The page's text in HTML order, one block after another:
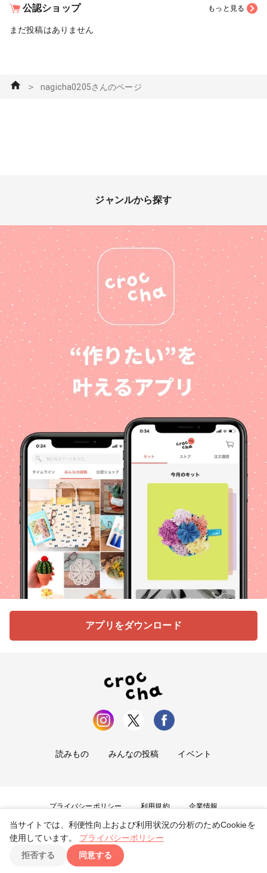
公認ショップ もっと見る
まだ投稿はありません
＞ nagicha0205さんのページ
ジャンルから探す
アプリをダウンロード
読みもの みんなの投稿 イベント
プライバシーポリシー 利用規約 企業情報
お問い合わせ
Copyright ©2026tryangle Co., Ltd. All Rights Reserved.
当サイトでは、利便性向上および利用状況の分析のためCookieを
使用しています。
プライバシーポリシー
拒否する
同意する